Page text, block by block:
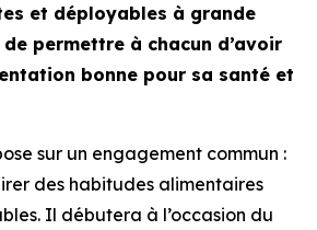
et déployables à grande
permettre à chacun d’avoir
bonne pour sa santé et
sur un engagement commun :
des habitudes alimentaires
Il débutera à l’occasion du